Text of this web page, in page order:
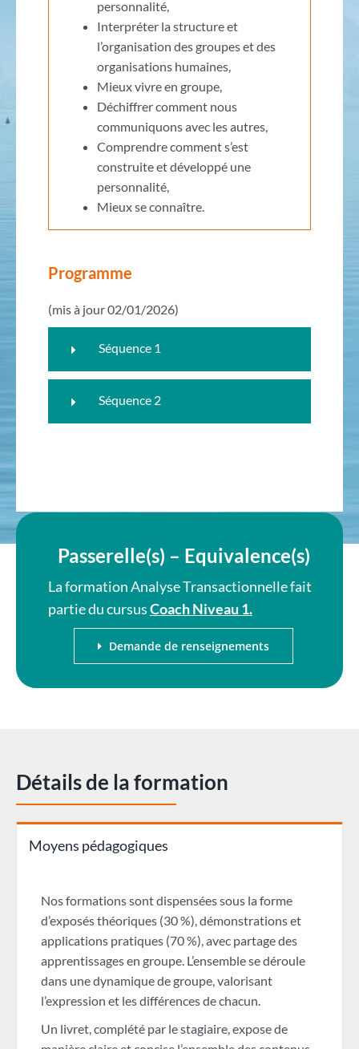
personnalité,
Interpréter la structure et
l’organisation des groupes et des
organisations humaines,
Mieux vivre en groupe,
Déchiffrer comment nous
communiquons avec les autres,
Comprendre comment s’est
construite et développé une
personnalité,
Mieux se connaître.
Programme
(mis à jour 02/01/2026)
Séquence 1
Séquence 2
Passerelle(s) – Equivalence(s)
La formation Analyse Transactionnelle fait
partie du cursusCoach Niveau 1.
Demande de renseignements
Détails de la formation
Moyens pédagogiques
Nos formations sont dispensées sous la forme
d’exposés théoriques (30 %), démonstrations et
applications pratiques (70 %), avec partage des
apprentissages en groupe. L’ensemble se déroule
dans une dynamique de groupe, valorisant
l’expression et les différences de chacun.
Un livret, complété par le stagiaire, expose de